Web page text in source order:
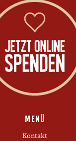
MENÜ
Kontakt